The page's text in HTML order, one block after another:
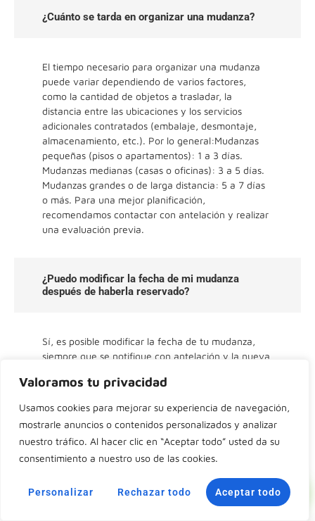
Valoramos tu privacidad
Usamos cookies para mejorar su experiencia de navegación,
mostrarle anuncios o contenidos personalizados y analizar
nuestro tráfico. Al hacer clic en “Aceptar todo” usted da su
consentimiento a nuestro uso de las cookies.
Personalizar Rechazar todo Aceptar todo
¿Cuánto se tarda en organizar una mudanza?
El tiempo necesario para organizar una mudanza
puede variar dependiendo de varios factores,
como la cantidad de objetos a trasladar, la
distancia entre las ubicaciones y los servicios
adicionales contratados (embalaje, desmontaje,
almacenamiento, etc.). Por lo general:Mudanzas
pequeñas (pisos o apartamentos): 1 a 3 días.
Mudanzas medianas (casas o oficinas): 3 a 5 días.
Mudanzas grandes o de larga distancia: 5 a 7 días
o más. Para una mejor planificación,
recomendamos contactar con antelación y realizar
una evaluación previa.
¿Puedo modificar la fecha de mi mudanza
después de haberla reservado?
Sí, es posible modificar la fecha de tu mudanza,
siempre que se notifique con antelación y la nueva
Recomendamos informar sobre cualquier cambio lo
evitar inconvenientes, especialmente en
temporadas de alta demanda.
💬 WhatsApp